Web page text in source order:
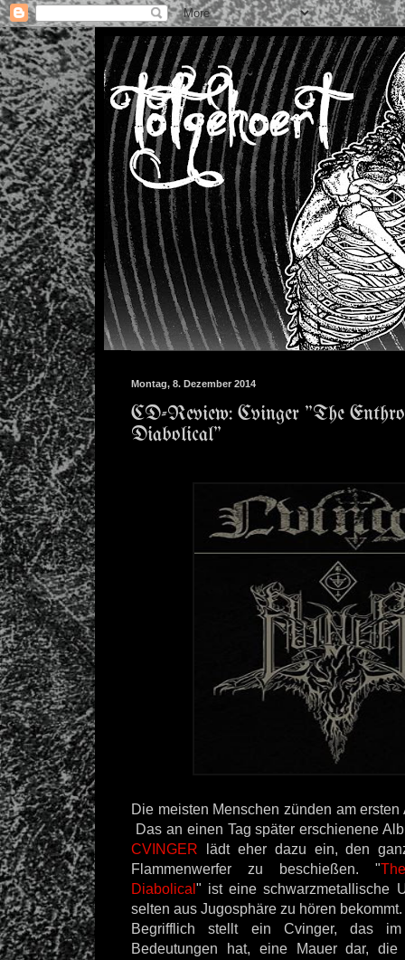
Montag, 8. Dezember 2014
CD-Review: Cvinger "The
Diabolical"
Die meisten Menschen zünden am
Das an einen Tag später erschienene
CVINGER lädt eher dazu ein, den
Flammenwerfer zu beschießen. "
Diabolical " ist eine schwarzmetallische
selten aus Jugosphäre zu hören bekommt.
Begrifflich stellt ein Cvinger, das
Bedeutungen hat, eine Mauer dar,